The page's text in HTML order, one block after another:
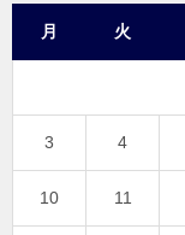
月 火
3 4
10 11